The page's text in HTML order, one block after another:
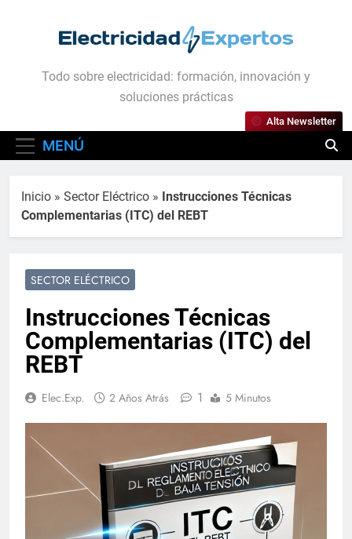
Electricidad Expertos
Todo sobre electricidad: formación, innovación y
soluciones prácticas
MENÚ
Alta Newsletter
Inicio » Sector Eléctrico » Instrucciones Técnicas
Complementarias (ITC) del REBT
SECTOR ELÉCTRICO
Instrucciones Técnicas
Complementarias (ITC) del
REBT
Elec.Exp. 2 Años Atrás 1 5 Minutos